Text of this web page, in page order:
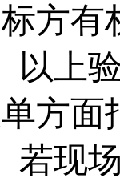
方有
上验
方面
现场